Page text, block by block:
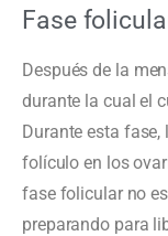
Fase
Después de la
durante la cual el
Durante esta fase,
folículo en los
fase folicular no
preparando para